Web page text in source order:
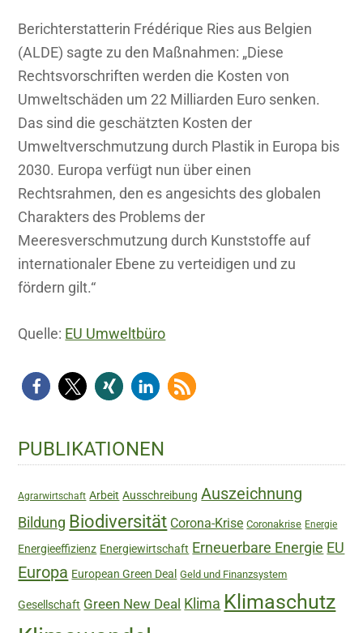
Berichterstatterin Frédérique Ries aus Belgien
(ALDE) sagte zu den Maßnahmen: „Diese
Rechtsvorschriften werden die Kosten von
Umweltschäden um 22 Milliarden Euro senken.
Das sind die geschätzten Kosten der
Umweltverschmutzung durch Plastik in Europa bis
2030. Europa verfügt nun über einen
Rechtsrahmen, den es angesichts des globalen
Charakters des Problems der
Meeresverschmutzung durch Kunststoffe auf
internationaler Ebene zu verteidigen und zu
fördern gilt.“
Quelle: EU Umweltbüro
Haupt-
Sidebar
PUBLIKATIONEN
Agrarwirtschaft Arbeit Ausschreibung Auszeichnung
Bildung Biodiversität Corona-Krise Coronakrise Energie
Energieeffizienz Energiewirtschaft Erneuerbare Energie EU
Europa European Green Deal Geld und Finanzsystem
Gesellschaft Green New Deal Klima Klimaschutz